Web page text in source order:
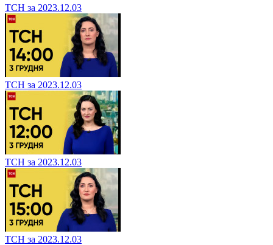
ТСН за 2023.12.03
ТСН за 2023.12.03
ТСН за 2023.12.03
ТСН за 2023.12.03